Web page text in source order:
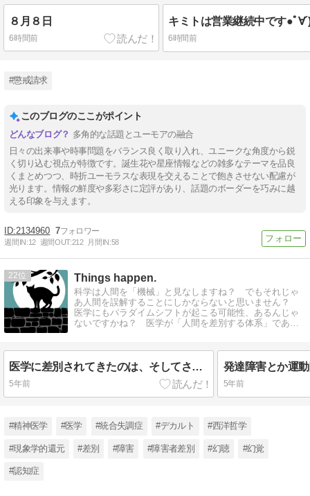
８月８日
6時間前
キミトは営業継続中です●ﾟ
6時間前
#懲戒請求
このブログのここがポイント
多角的な話題とユーモアの融合
日々の出来事や時事問題をバランス良く取り入れ、ユニークな角度から鋭
く切り込む視点が特徴です。誕生花や星座情報などの雑多なテーマを品良
くまとめつつ、時折ユーモラスな表現を交えることで飽きさせない配慮が
光ります。情報の鮮度や多彩さに定評があり、話題のボーダーを巧みに越
える印象を与えます。
2134960 7
週間IN:12 週間OUT:212 月間IN:58
22 Things happen.
科学は人間を「機械」と見なしますね？ でもそれじゃ
あ人間を誤解することにしかならないと思いません？
医学にもパラダイムシフトが起こる可能性、あるんじゃ
ないですかね？ 医学が「人間を差別する体系」である
医学に差別されてきたのは、そしてされていくのは、「標準より劣っている」とされるひとたち（1/5）
5年前 5年前
#精神医学 #医学 #統合失調症 #デカルト #西洋哲学
#現象学的還元 #差別 #障害 #障害者差別 #幻聴 #幻覚
#認知症